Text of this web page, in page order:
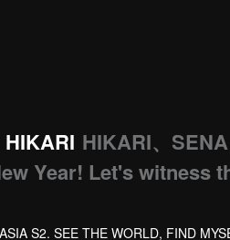
HIKARI、
Year! Let's witness
S2. SEE THE WORLD, FIND